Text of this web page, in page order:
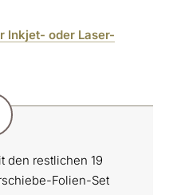
Inkjet- oder Laser-
den restlichen 19
Folien-Set